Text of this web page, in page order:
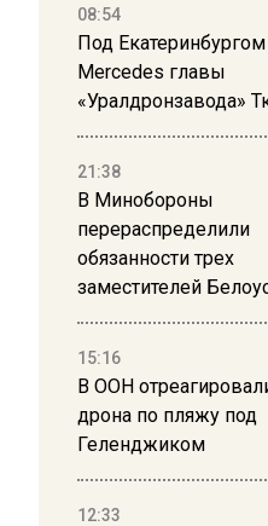
08:54
Под
Mercedes главы
«Уралдронзавода»
21:38
В Минобороны
перераспределили
обязанности трех
заместителей
15:16
В ООН
дрона по пляжу под
Геленджиком
12:33